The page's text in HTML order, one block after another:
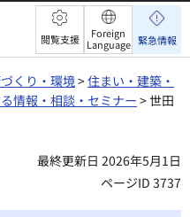
閲覧支援
Foreign
Language 緊急情報
くり・環境>住まい・建築・
情報・相談・セミナー > 世田
最終更新日 2026年5月1日
ページID 3737